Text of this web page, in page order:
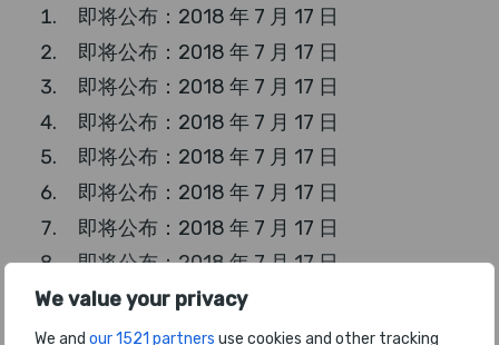
We value your privacy
We and our 1521 partners use cookies and other tracking
即将公布：2018 年 7 月 17 日
即将公布：2018 年 7 月 17 日
即将公布：2018 年 7 月 17 日
即将公布：2018 年 7 月 17 日
即将公布：2018 年 7 月 17 日
即将公布：2018 年 7 月 17 日
即将公布：2018 年 7 月 17 日
即将公布：2018 年 7 月 17 日
即将公布：2018 年 7 月 17 日
即将公布：2018 年 7 月 17 日